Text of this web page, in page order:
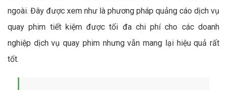
ngoài. Đây được xem như là phương pháp quảng cáo dịch vụ
quay phim tiết kiệm được tối đa chi phí cho các doanh
nghiệp dịch vụ quay phim nhưng vẫn mang lại hiệu quả rất
tốt.